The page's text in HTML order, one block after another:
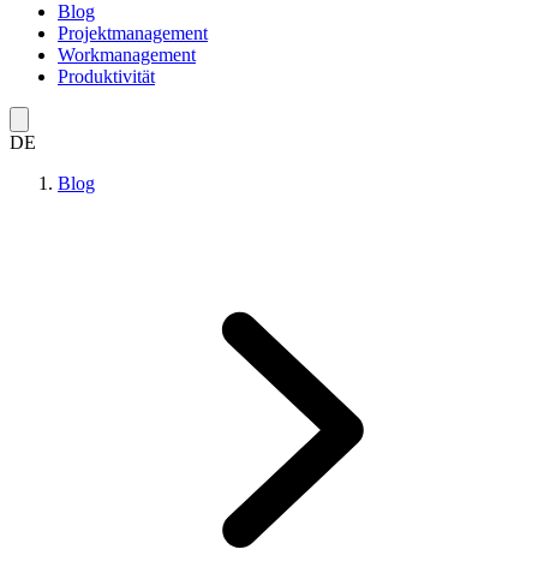
Blog
Projektmanagement
Workmanagement
Produktivität
DE
Blog